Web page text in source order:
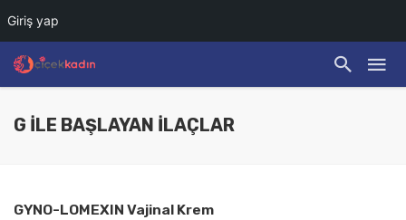
Giriş yap
G İLE BAŞLAYAN İLAÇLAR
GYNO-LOMEXIN Vajinal Krem